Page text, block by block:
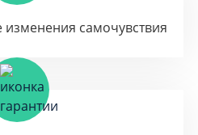
самочувствия